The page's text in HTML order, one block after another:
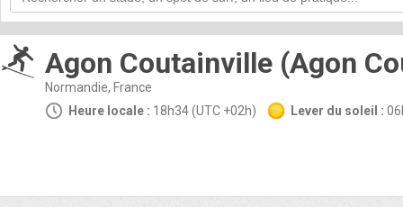
Agon Coutainville (Agon
Normandie, France
Heure locale : 18h34 (UTC +02h) Lever du soleil :